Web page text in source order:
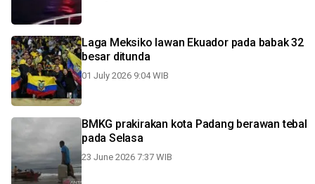
Laga Meksiko lawan Ekuador pada babak 32
besar ditunda
01 July 2026 9:04 WIB
BMKG prakirakan kota Padang berawan tebal
pada Selasa
23 June 2026 7:37 WIB